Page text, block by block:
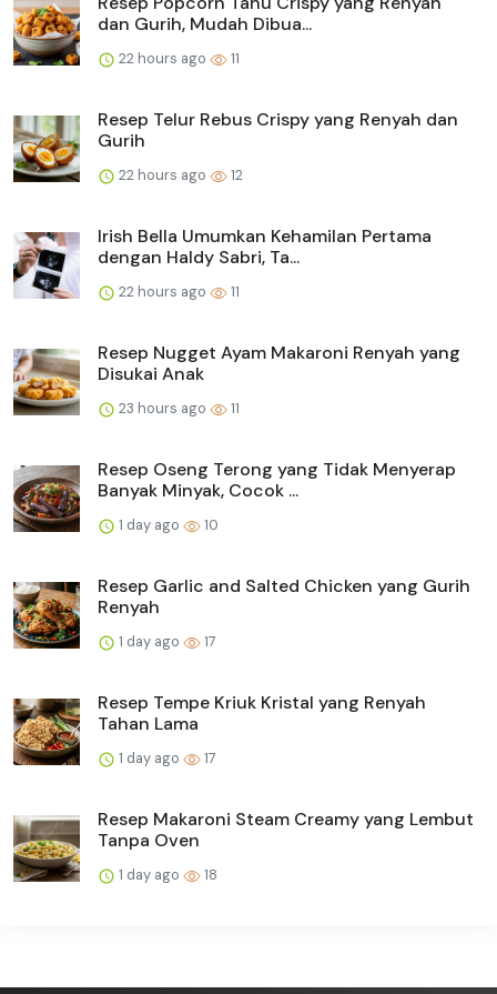
dan Gurih, Mudah Dibua...
22 hours ago 11
Resep Telur Rebus Crispy yang Renyah dan
Gurih
22 hours ago 12
Irish Bella Umumkan Kehamilan Pertama
dengan Haldy Sabri, Ta...
22 hours ago 11
Resep Nugget Ayam Makaroni Renyah yang
Disukai Anak
23 hours ago 11
Resep Oseng Terong yang Tidak Menyerap
Banyak Minyak, Cocok ...
1 day ago 10
Resep Garlic and Salted Chicken yang Gurih
Renyah
1 day ago 17
Resep Tempe Kriuk Kristal yang Renyah
Tahan Lama
1 day ago 17
Resep Makaroni Steam Creamy yang Lembut
Tanpa Oven
1 day ago 18